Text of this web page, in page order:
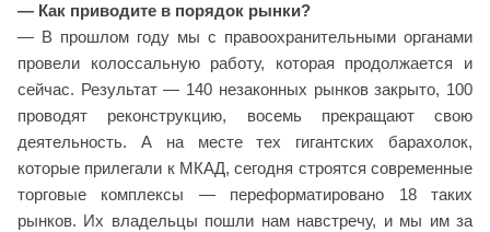
— Как приводите в порядок рынки?
— В прошлом году мы с правоохранительными органами
провели колоссальную работу, которая продолжается и
сейчас. Результат — 140 незаконных рынков закрыто, 100
проводят реконструкцию, восемь прекращают свою
деятельность. А на месте тех гигантских барахолок,
которые прилегали к МКАД, сегодня строятся современные
торговые комплексы — переформатировано 18 таких
рынков. Их владельцы пошли нам навстречу, и мы им за